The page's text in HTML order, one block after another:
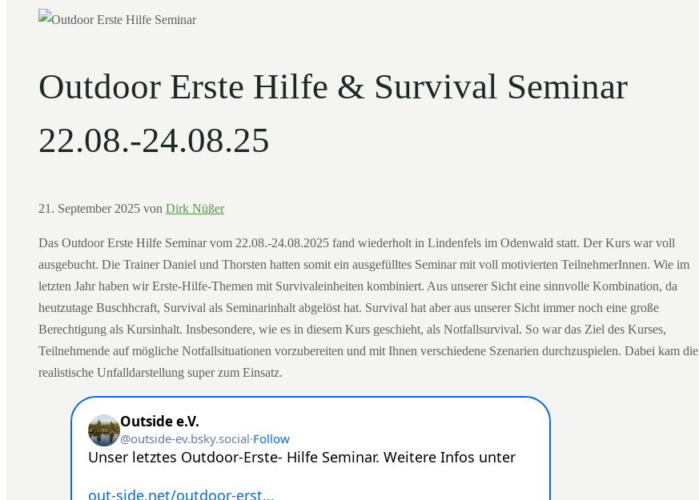
Outdoor Erste Hilfe & Survival Seminar
22.08.-24.08.25
21. September 2025 von Dirk Nüßer
Das Outdoor Erste Hilfe Seminar vom 22.08.-24.08.2025 fand wiederholt in Lindenfels im Odenwald statt. Der Kurs war voll
ausgebucht. Die Trainer Daniel und Thorsten hatten somit ein ausgefülltes Seminar mit voll motivierten TeilnehmerInnen. Wie im
letzten Jahr haben wir Erste-Hilfe-Themen mit Survivaleinheiten kombiniert. Aus unserer Sicht eine sinnvolle Kombination, da
heutzutage Buschhcraft, Survival als Seminarinhalt abgelöst hat. Survival hat aber aus unserer Sicht immer noch eine große
Berechtigung als Kursinhalt. Insbesondere, wie es in diesem Kurs geschieht, als Notfallsurvival. So war das Ziel des Kurses,
Teilnehmende auf mögliche Notfallsituationen vorzubereiten und mit Ihnen verschiedene Szenarien durchzuspielen. Dabei kam die
realistische Unfalldarstellung super zum Einsatz.